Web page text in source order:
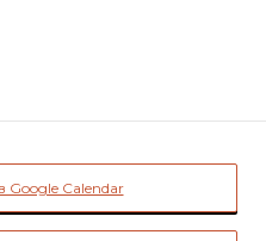
Google Calendar